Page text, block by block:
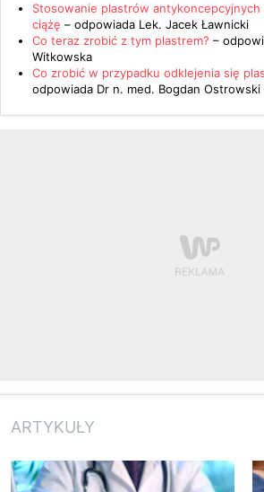
Stosowanie plastrów antykoncepcyjnych
ciążę – odpowiada Lek. Jacek Ławnicki
Co teraz zrobić z tym plastrem? –
Witkowska
Co zrobić w przypadku odklejenia się
odpowiada Dr n. med. Bogdan Ostrowski
ARTYKUŁY